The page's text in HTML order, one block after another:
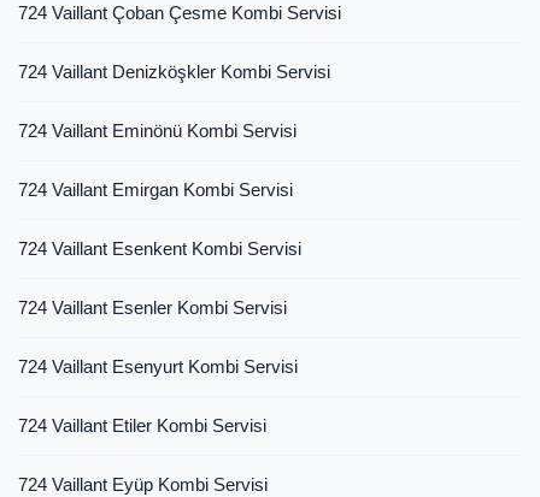
724 Vaillant Çoban Çesme Kombi Servisi
724 Vaillant Denizköşkler Kombi Servisi
724 Vaillant Eminönü Kombi Servisi
724 Vaillant Emirgan Kombi Servisi
724 Vaillant Esenkent Kombi Servisi
724 Vaillant Esenler Kombi Servisi
724 Vaillant Esenyurt Kombi Servisi
724 Vaillant Etiler Kombi Servisi
724 Vaillant Eyüp Kombi Servisi